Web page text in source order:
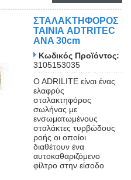
ΣΤΑΛΑΚΤΗΦΟΡΟΣ
ΤΑΙΝΙΑ ADTRITEC
ANA 30cm
Κωδικός Προϊόντος:
3105153035
O ADRILITE είναι ένας
ελαφρύς
σταλακτηφόρος
σωλήνας με
ενσωματωμένους
σταλάκτες τυρβώδους
ροής οι οποίοι
διαθέτουν ένα
αυτοκαθαριζόμενο
φίλτρο στην είσοδο